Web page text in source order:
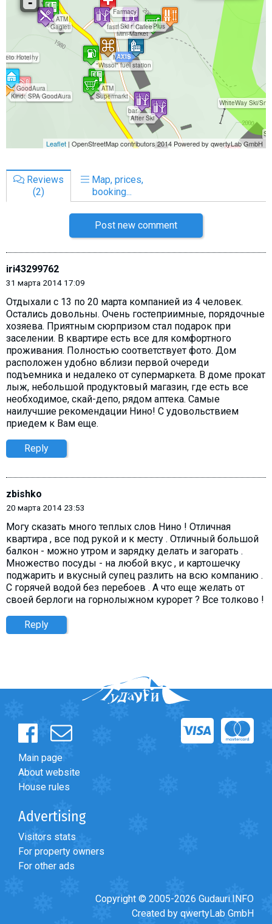
Reviews
(2)
Map, prices,
booking...
Post new comment
iri43299762
31 марта 2014 17:09
Отдыхали с 13 по 20 марта компанией из 4 человек.
Остались довольны. Очень гостеприимные, порядочные
хозяева. Приятным сюрпризом стал подарок при
заселении. В квартире есть все для комфортного
проживания. Полностью соответствует фото. Дом
расположен удобно вблизи первой очереди
подъемника и недалеко от супермаркета. В доме прокат
лыж, небольшой продуктовый магазин, где есть все
необходимое, скай-депо, рядом аптека. Самые
наилучшие рекомендации Нино! С удовольствием
приедем к Вам еще.
Reply
zbishko
20 марта 2014 23:53
Могу сказать много теплых слов Нино ! Отличная
квартира , все под рукой и к месту . Отличный большой
балкон - можно утром и зарядку делать и загорать .
Множество посуды - на любой вкус , и картошечку
поджарить и вкусный супец разлить на всю компанию .
С горячей водой без перебоев . А что еще желать от
своей берлоги на горнолыжном курорет ? Все толково !
Reply
Main page
About website
House rules
Advertising
Visitors stats
For property owners
For other ads
Copyright © 2005-2026 Gudauri.INFO
Created by qwertyLab GmbH